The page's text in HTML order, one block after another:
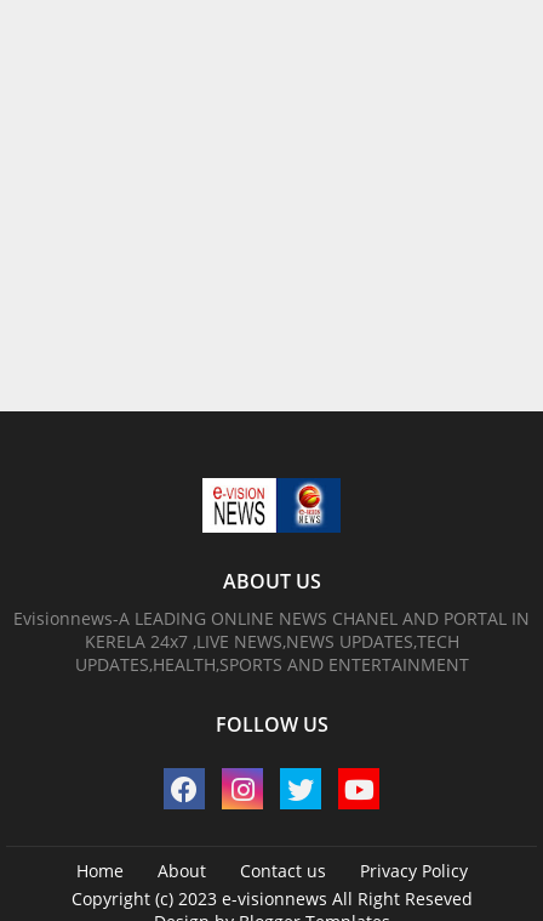
ABOUT US
Evisionnews-A LEADING ONLINE NEWS CHANEL AND PORTAL IN
KERELA 24x7 ,LIVE NEWS,NEWS UPDATES,TECH
UPDATES,HEALTH,SPORTS AND ENTERTAINMENT
FOLLOW US
Home About Contact us
Privacy Policy
Copyright (c) 2023 e-visionnews All Right Reseved